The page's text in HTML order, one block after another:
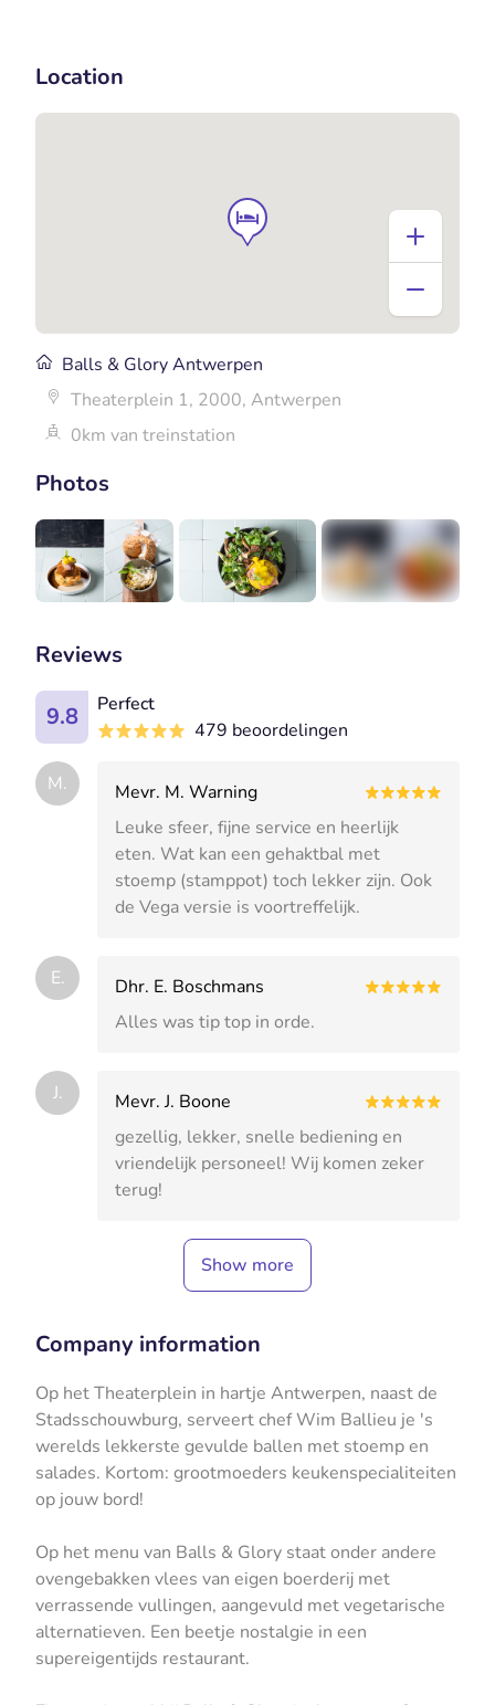
Photos
Reviews
9.8
Perfect
479 beoordelingen
M.
Mevr. M. Warning
Leuke sfeer, fijne service en heerlijk
eten. Wat kan een gehaktbal met
stoemp (stamppot) toch lekker zijn. Ook
de Vega versie is voortreffelijk.
E.
Dhr. E. Boschmans
Alles was tip top in orde.
J.
Mevr. J. Boone
gezellig, lekker, snelle bediening en
vriendelijk personeel! Wij komen zeker
terug!
Show more
Location
Balls & Glory Antwerpen
Theaterplein 1, 2000, Antwerpen
0km van treinstation
Company information
Op het Theaterplein in hartje Antwerpen, naast de
Stadsschouwburg, serveert chef Wim Ballieu je 's
werelds lekkerste gevulde ballen met stoemp en
salades. Kortom: grootmoeders keukenspecialiteiten
op jouw bord!
Op het menu van Balls & Glory staat onder andere
ovengebakken vlees van eigen boerderij met
verrassende vullingen, aangevuld met vegetarische
alternatieven. Een beetje nostalgie in een
supereigentijds restaurant.